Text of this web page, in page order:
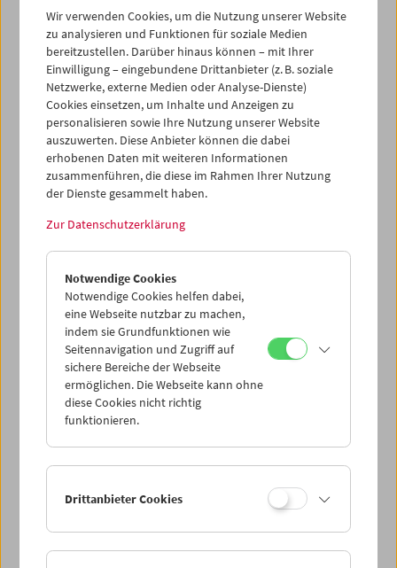
25
27 29
01
02
03 04 05 06 07
iCalender
Programmheft-PDF
English language or subtitles
< Vorherige Woche
Mo 11.6.
Di 12.6.
Mi 13.6.
Do 14.6.
Sa 16.6.
Wir verwenden Cookies, um die Nutzung unserer Website
zu analysieren und Funktionen für soziale Medien
bereitzustellen. Darüber hinaus können – mit Ihrer
Einwilligung – eingebundene Drittanbieter (z. B. soziale
Netzwerke, externe Medien oder Analyse-Dienste)
Cookies einsetzen, um Inhalte und Anzeigen zu
personalisieren sowie Ihre Nutzung unserer Website
auszuwerten. Diese Anbieter können die dabei
erhobenen Daten mit weiteren Informationen
zusammenführen, die diese im Rahmen Ihrer Nutzung
der Dienste gesammelt haben.
Zur Datenschutzerklärung
Notwendige Cookies
Notwendige Cookies helfen dabei,
eine Webseite nutzbar zu machen,
indem sie Grundfunktionen wie
Seitennavigation und Zugriff auf
sichere Bereiche der Webseite
ermöglichen. Die Webseite kann ohne
diese Cookies nicht richtig
funktionieren.
Drittanbieter Cookies